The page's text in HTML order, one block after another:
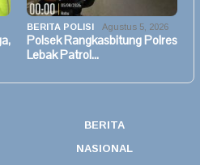
BERITA POLISI Agustus 5, 2026
Polsek Rangkasbitung Polres
Lebak Patrol…
BERITA
NASIONAL